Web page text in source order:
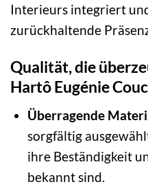
Interieurs integriert
zurückhaltende
Qualität, die
Hartô Eugénie
Überragende
sorgfältig
ihre Beständigkeit
bekannt sind.